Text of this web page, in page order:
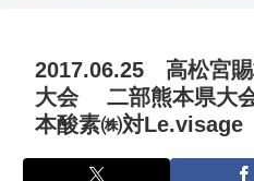
2017.06.25 高松宮
大会 二部熊本県大
本酸素㈱対Le.visage